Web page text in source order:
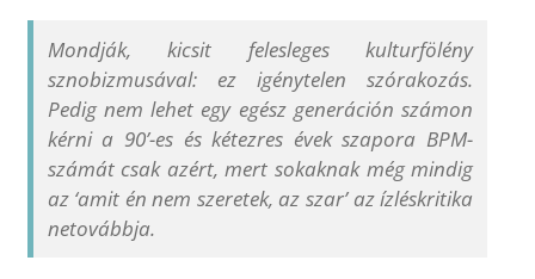
Mondják, kicsit felesleges kulturfölény
sznobizmusával: ez igénytelen szórakozás.
Pedig nem lehet egy egész generáción számon
kérni a 90’-es és kétezres évek szapora BPM-
számát csak azért, mert sokaknak még mindig
az ‘amit én nem szeretek, az szar’ az ízléskritika
netovábbja.